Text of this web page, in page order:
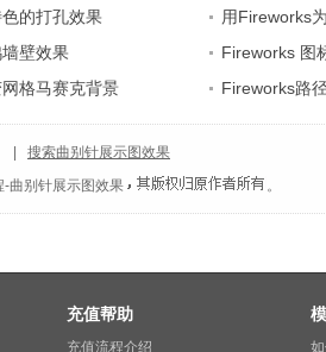
的打孔效果
用Fireworks
壁效果
Fireworks 图
格马赛克背景
Fireworks路
| 搜索曲别针展示图效果
-曲别针展示图效果 。
充值帮助
充值流程介绍